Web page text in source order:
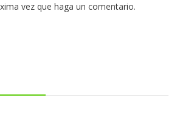
vez que haga un comentario.